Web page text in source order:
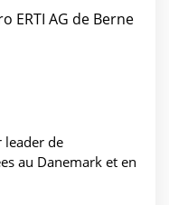
ERTI AG de Berne
leader de
au Danemark et en